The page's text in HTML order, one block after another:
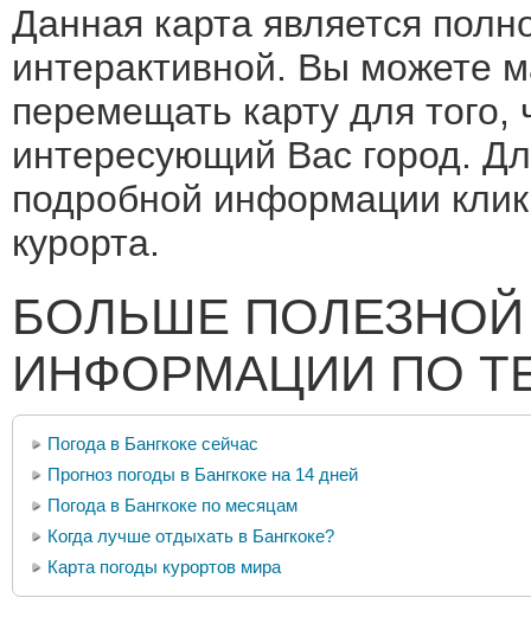
Данная карта является
интерактивной. Вы можете
перемещать карту для того,
интересующий Вас город.
подробной информации
курорта.
БОЛЬШЕ ПОЛЕЗНОЙ
ИНФОРМАЦИИ ПО
Погода в Бангкоке сейчас
Прогноз погоды в Бангкоке на 14 дней
Погода в Бангкоке по месяцам
Когда лучше отдыхать в Бангкоке?
Карта погоды курортов мира